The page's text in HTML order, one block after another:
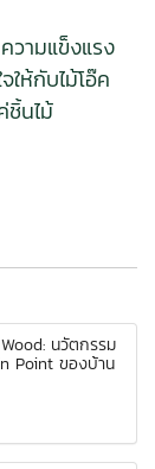
ามแข็งแรง
ห้กับไม้โอ๊ค
ชิ้นไม้
นวัตกรรม
Point ของบ้าน